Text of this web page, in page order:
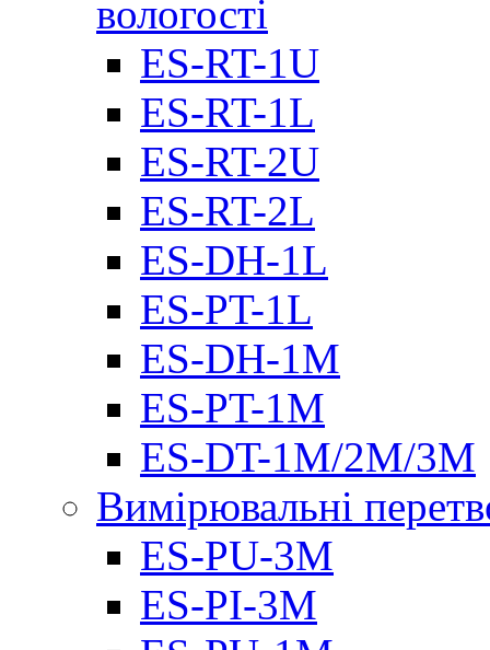
вологості
ES-RT-1U
ES-RT-1L
ES-RT-2U
ES-RT-2L
ES-DH-1L
ES-PT-1L
ES-DH-1M
ES-PT-1M
ES-DT-1M/2M/3M
Вимірювальні
ES-PU-3M
ES-PI-3M